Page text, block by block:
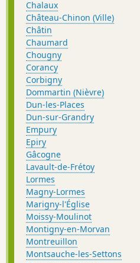
Chalaux
Château-Chinon (Ville)
Châtin
Chaumard
Chougny
Corancy
Corbigny
Dommartin (Nièvre)
Dun-les-Places
Dun-sur-Grandry
Empury
Epiry
Gâcogne
Lavault-de-Frétoy
Lormes
Magny-Lormes
Marigny-l'Église
Moissy-Moulinot
Montigny-en-Morvan
Montreuillon
Montsauche-les-Settons